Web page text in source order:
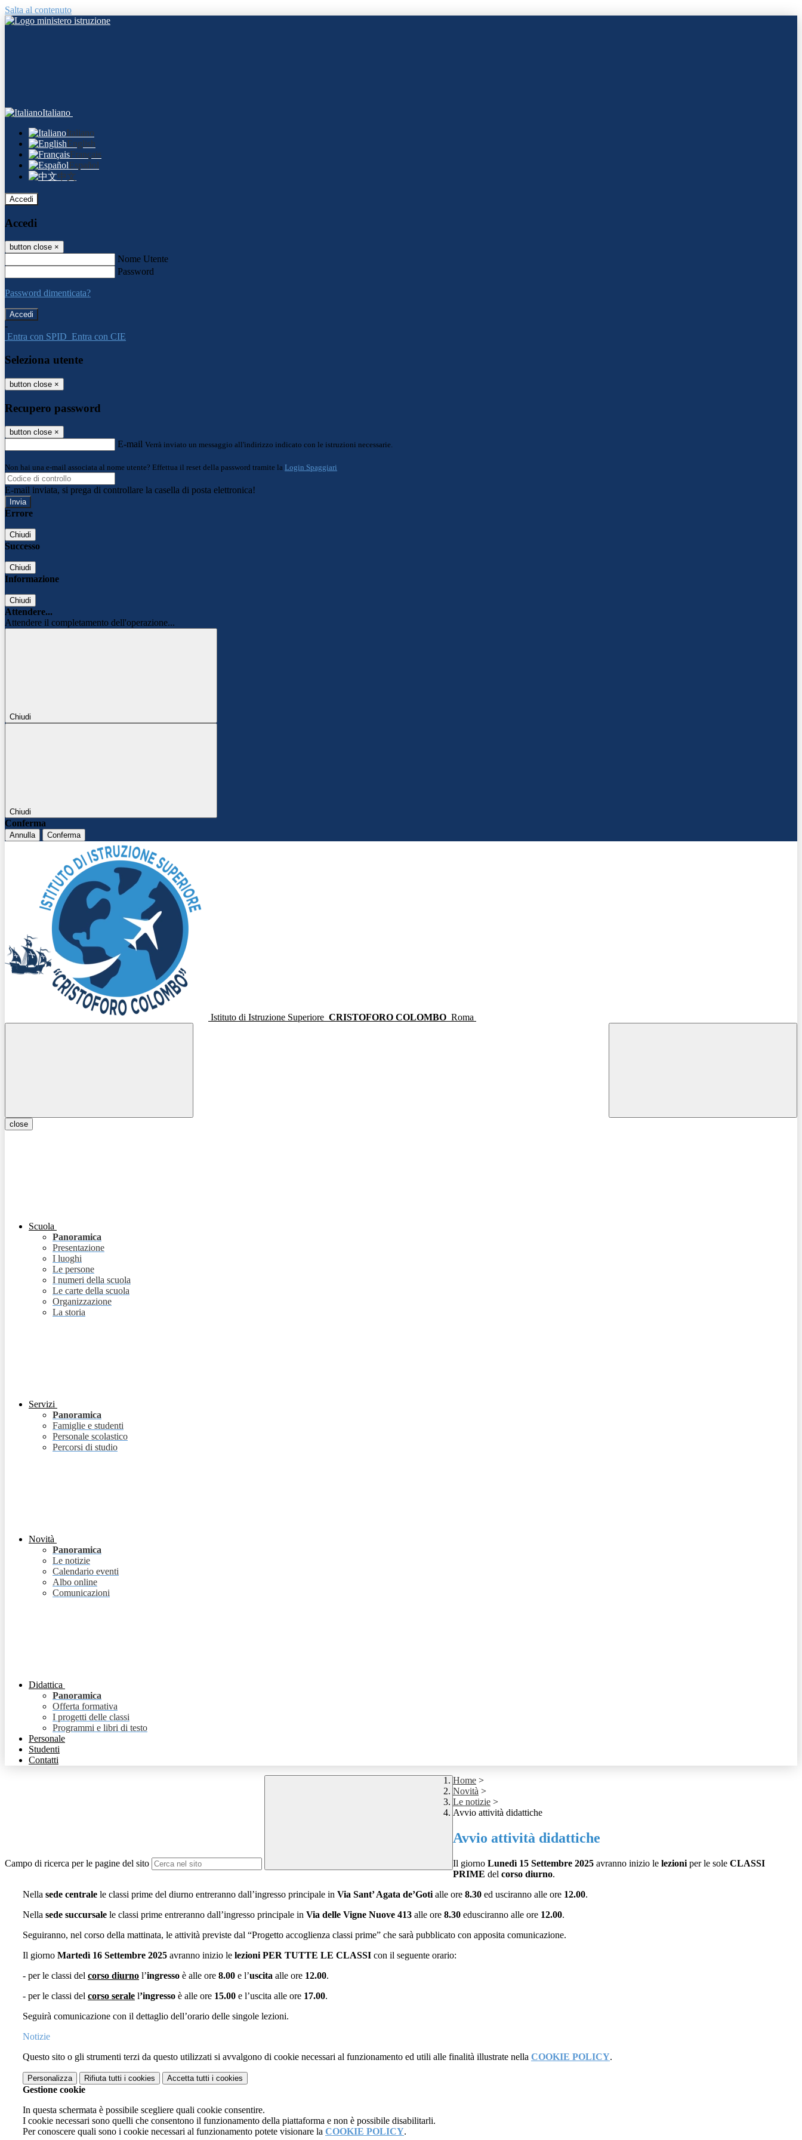
Salta al contenuto
Italiano
Italiano
English
Français
Español
中文
Accedi
Accedi
button close ×
Nome Utente
Password
Password dimenticata?
-
Entra con SPID Entra con CIE
Seleziona utente
button close ×
Recupero password
button close ×
E-mail Verrà inviato un messaggio all'indirizzo indicato con le istruzioni necessarie.
Non hai una e-mail associata al nome utente? Effettua il reset della password tramite la Login Spaggiari
E-mail inviata, si prega di controllare la casella di posta elettronica!
Errore
Chiudi
Successo
Chiudi
Informazione
Chiudi
Attendere...
Attendere il completamento dell'operazione...
Chiudi
Chiudi
Conferma
Annulla Conferma
Istituto di Istruzione Superiore CRISTOFORO COLOMBO Roma
close
Scuola
Panoramica
Presentazione
I luoghi
Le persone
I numeri della scuola
Le carte della scuola
Organizzazione
La storia
Servizi
Panoramica
Famiglie e studenti
Personale scolastico
Percorsi di studio
Novità
Panoramica
Le notizie
Calendario eventi
Albo online
Comunicazioni
Didattica
Panoramica
Offerta formativa
I progetti delle classi
Programmi e libri di testo
Personale
Studenti
Contatti
Campo di ricerca per le pagine del sito
Home >
Novità >
Le notizie >
Avvio attività didattiche
Avvio attività didattiche
Il giorno Lunedì 15 Settembre 2025 avranno inizio le lezioni per le sole CLASSI
PRIME del corso diurno.
Nella sede centrale le classi prime del diurno entreranno dall’ingresso principale in Via Sant’ Agata de’Goti alle ore 8.30 ed usciranno alle ore 12.00.
Nella sede succursale le classi prime entreranno dall’ingresso principale in Via delle Vigne Nuove 413 alle ore 8.30 edusciranno alle ore 12.00.
Seguiranno, nel corso della mattinata, le attività previste dal “Progetto accoglienza classi prime” che sarà pubblicato con apposita comunicazione.
Il giorno Martedì 16 Settembre 2025 avranno inizio le lezioni PER TUTTE LE CLASSI con il seguente orario:
- per le classi del corso diurno l’ingresso è alle ore 8.00 e l’uscita alle ore 12.00.
- per le classi del corso serale l’ingresso è alle ore 15.00 e l’uscita alle ore 17.00.
Seguirà comunicazione con il dettaglio dell’orario delle singole lezioni.
Notizie
Questo sito o gli strumenti terzi da questo utilizzati si avvalgono di cookie necessari al funzionamento ed utili alle finalità illustrate nella COOKIE POLICY.
Personalizza Rifiuta tutti i cookies Accetta tutti i cookies
Gestione cookie
In questa schermata è possibile scegliere quali cookie consentire.
I cookie necessari sono quelli che consentono il funzionamento della piattaforma e non è possibile disabilitarli.
Per conoscere quali sono i cookie necessari al funzionamento potete visionare la COOKIE POLICY.